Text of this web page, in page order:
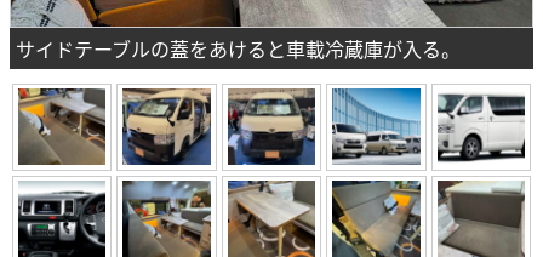
サイドテーブルの蓋をあけると車載冷蔵庫が入る。